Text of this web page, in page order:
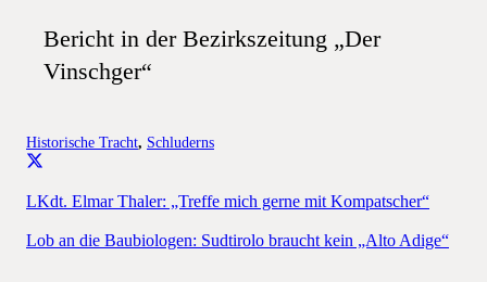
Bericht in der Bezirkszeitung „Der
Vinschger“
Historische Tracht, Schluderns
LKdt. Elmar Thaler: „Treffe mich gerne mit Kompatscher“
Lob an die Baubiologen: Sudtirolo braucht kein „Alto Adige“